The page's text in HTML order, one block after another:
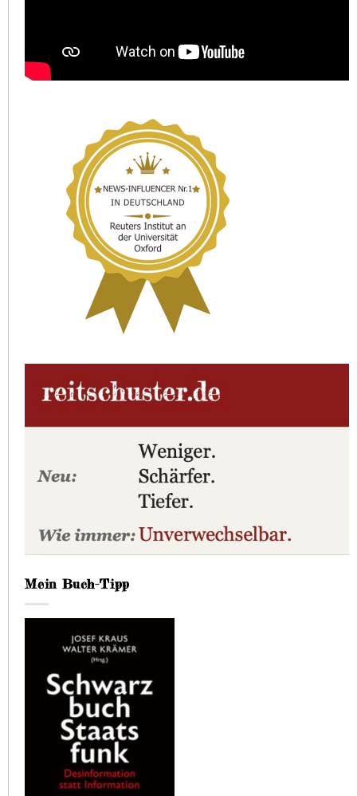
Mein Buch-Tipp